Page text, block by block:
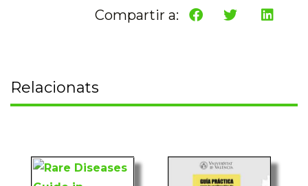
Compartir a:
Relacionats